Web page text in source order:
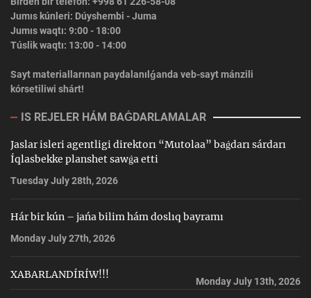
Jumıs kúnleri: Dúyshembi - Juma
Jumıs waqtı: 9:00 - 18:00
Túslik waqtı: 13:00 - 14:00
Sayt materiallarınan paydalanılǵanda veb-sayt mánzili
kórsetiliwi shárt!
IS REJELER HÁM BAǴDARLAMALAR
Jaslar isleri agentligi direktorı “Mutolaa” baǵdarı sárdarı
Íqlasbekke planshet sawǵa etti
Tuesday July 28th, 2026
Hár bir kún – jańa bilim hám doslıq bayramı
Monday July 27th, 2026
XABARLANDÍRÍW!!!
Monday July 13th, 2026